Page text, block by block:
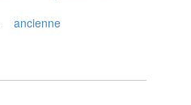
ancienne